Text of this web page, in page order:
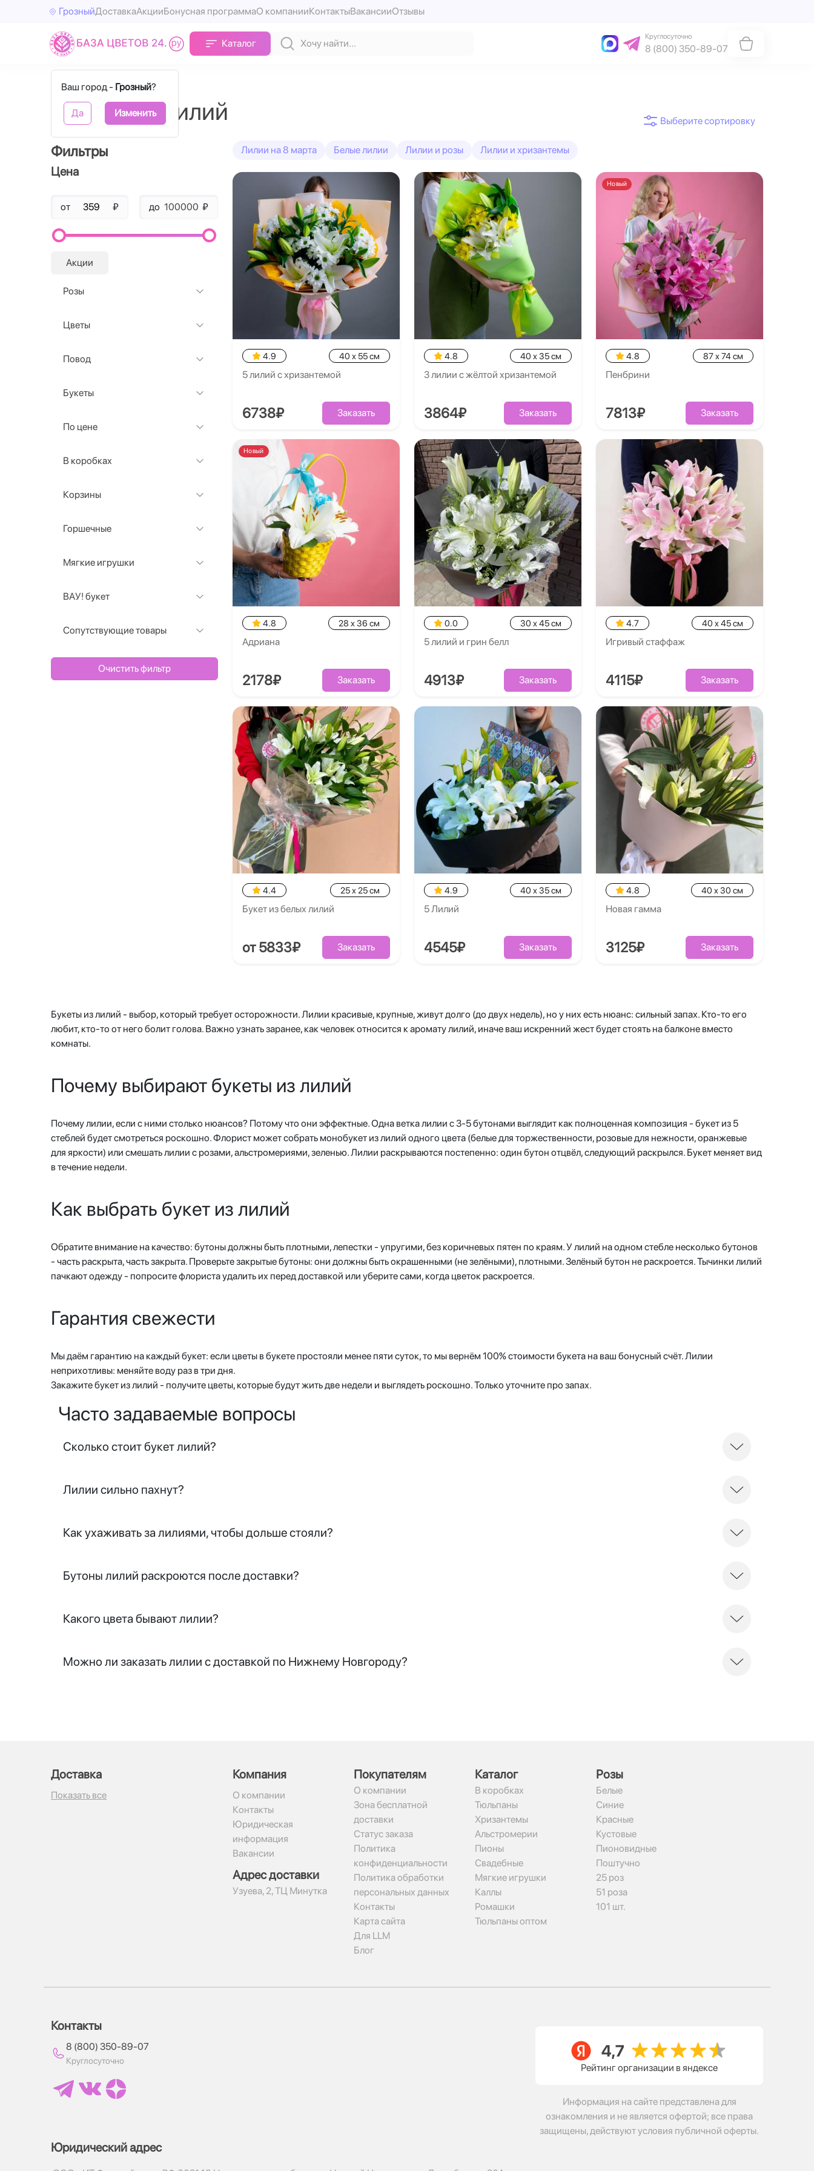
ГрозныйДоставкаАкцииБонусная программаО компанииКонтактыВакансииОтзывы
Каталог
Круглосуточно
8 (800) 350-89-07
Ваш город - Грозный?
Да Изменить
Букеты из лилий
Фильтры
Цена
от ₽ до ₽
Акции
Розы
Цветы
Повод
Букеты
По цене
В коробках
Корзины
Горшечные
Мягкие игрушки
ВАУ! букет
Сопутствующие товары
Очистить фильтр
Лилии на 8 марта Белые лилии Лилии и розы Лилии и хризантемы
4.9 40 x 55 см
5 лилий с хризантемой
6738₽ Заказать
4.8 40 x 35 см
3 лилии с жёлтой хризантемой
3864₽ Заказать
Новый
4.8 87 x 74 см
Пенбрини
7813₽ Заказать
Новый
4.8 28 x 36 см
Адриана
2178₽ Заказать
0.0 30 x 45 см
5 лилий и грин белл
4913₽ Заказать
4.7 40 x 45 см
Игривый стаффаж
4115₽ Заказать
4.4 25 x 25 см
Букет из белых лилий
от 5833₽ Заказать
4.9 40 x 35 см
5 Лилий
4545₽ Заказать
4.8 40 x 30 см
Новая гамма
3125₽ Заказать
Букеты из лилий - выбор, который требует осторожности. Лилии красивые, крупные, живут долго (до двух недель), но у них есть нюанс: сильный запах. Кто-то его
любит, кто-то от него болит голова. Важно узнать заранее, как человек относится к аромату лилий, иначе ваш искренний жест будет стоять на балконе вместо
комнаты.
Почему выбирают букеты из лилий
Почему лилии, если с ними столько нюансов? Потому что они эффектные. Одна ветка лилии с 3-5 бутонами выглядит как полноценная композиция - букет из 5
стеблей будет смотреться роскошно. Флорист может собрать монобукет из лилий одного цвета (белые для торжественности, розовые для нежности, оранжевые
для яркости) или смешать лилии с розами, альстромериями, зеленью. Лилии раскрываются постепенно: один бутон отцвёл, следующий раскрылся. Букет меняет вид
в течение недели.
Как выбрать букет из лилий
Обратите внимание на качество: бутоны должны быть плотными, лепестки - упругими, без коричневых пятен по краям. У лилий на одном стебле несколько бутонов
- часть раскрыта, часть закрыта. Проверьте закрытые бутоны: они должны быть окрашенными (не зелёными), плотными. Зелёный бутон не раскроется. Тычинки лилий
пачкают одежду - попросите флориста удалить их перед доставкой или уберите сами, когда цветок раскроется.
Гарантия свежести
Мы даём гарантию на каждый букет: если цветы в букете простояли менее пяти суток, то мы вернём 100% стоимости букета на ваш бонусный счёт. Лилии
неприхотливы: меняйте воду раз в три дня.
Закажите букет из лилий - получите цветы, которые будут жить две недели и выглядеть роскошно. Только уточните про запах.
Часто задаваемые вопросы
Сколько стоит букет лилий?
Лилии сильно пахнут?
Как ухаживать за лилиями, чтобы дольше стояли?
Бутоны лилий раскроются после доставки?
Какого цвета бывают лилии?
Можно ли заказать лилии с доставкой по Нижнему Новгороду?
Доставка
Показать все
Компания
О компании
Контакты
Юридическая
информация
Вакансии
Адрес доставки
​Узуева, 2, ТЦ Минутка
Покупателям
О компании
Зона бесплатной
доставки
Статус заказа
Политика
конфиденциальности
Политика обработки
персональных данных
Контакты
Карта сайта
Для LLM
Блог
Каталог
В коробках
Тюльпаны
Хризантемы
Альстромерии
Пионы
Свадебные
Мягкие игрушки
Каллы
Ромашки
Тюльпаны оптом
Рoзы
Белые
Синие
Красные
Кустовые
Пионовидные
Поштучно
25 роз
51 роза
101 шт.
Контакты
8 (800) 350-89-07
Круглосуточно
Рейтинг организации в яндексе
Информация на сайте представлена для
ознакомления и не является офертой; все права
защищены, действуют условия публичной оферты.
Юридический адрес